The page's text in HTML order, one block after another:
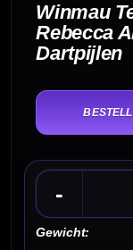
Winmau
Rebecca
Dartpijlen
-
Gewicht: